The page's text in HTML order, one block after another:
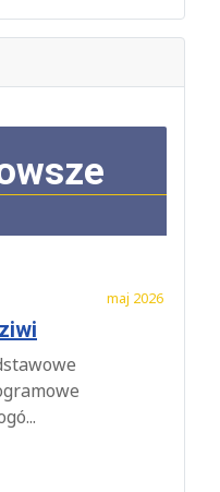
maj 2026